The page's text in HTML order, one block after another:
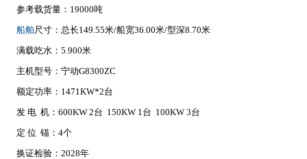
参考载货量：19000吨
船舶尺寸：总长149.55米/船宽36.00米/型深8.70米
满载吃水：5.900米
主机型号：宁动G8300ZC
额定功率：1471KW*2台
发 电 机：600KW 2台 150KW 1台 100KW 3台
定 位 锚：4个
换证检验：2028年